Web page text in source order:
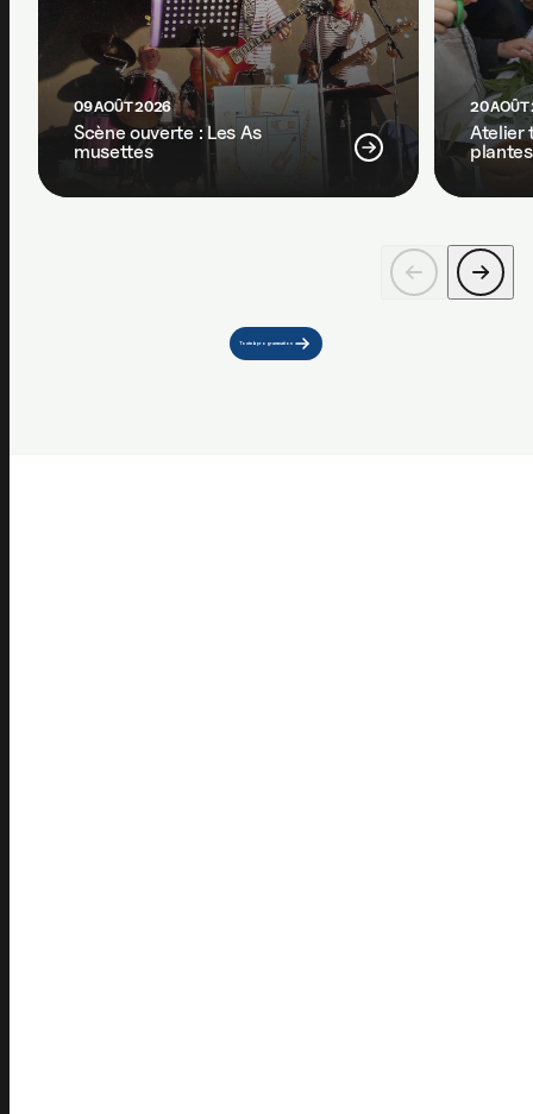
09 AOÛT 2026
Scène ouverte : Les As
musettes
20
Atelier
Toute la programmation